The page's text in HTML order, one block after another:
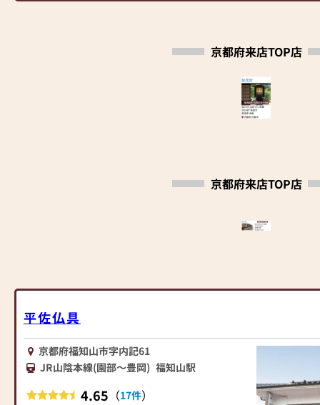
ームページ内、最下段バナーよりご覧いただけま
また、「いい仏壇取材による イチ押し記事」の
アクセスが良く、京阪電車、阪急電車地下鉄から
みなさまのご来店、心よりお待ちしております。
京都府来店TOP店
京都府来店TOP店
平佐仏具
京都府福知山市字内記61
JR山陰本線(園部～豊岡) 福知山駅
4.65 （17件）